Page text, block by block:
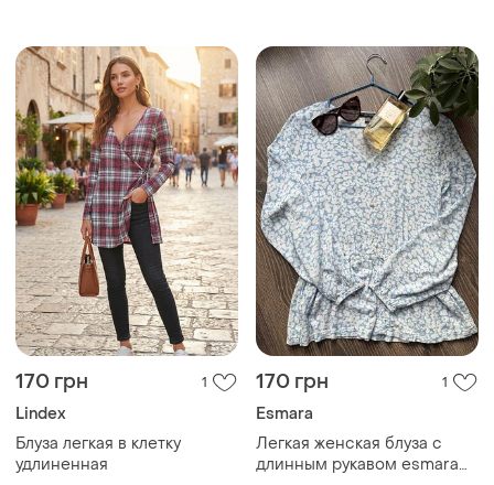
12 размер f&amp;f
170 грн 1
Lindex
Блуза легкая в клетку
удлиненная
170 грн 1
Esmara
Легкая женская блуза с
длинным рукавом esmara